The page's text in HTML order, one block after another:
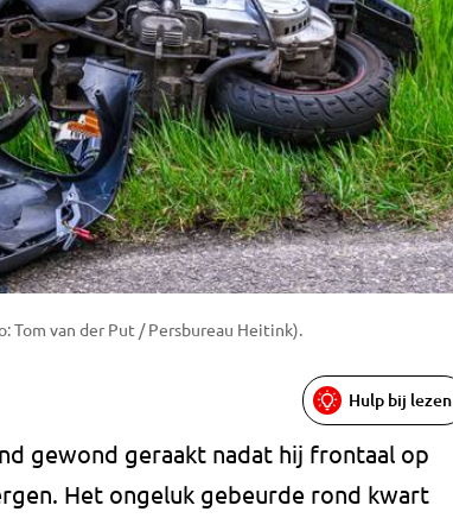
van der Put / Persbureau Heitink).
Hulp bij lezen
gewond geraakt nadat hij frontaal op
Het ongeluk gebeurde rond kwart